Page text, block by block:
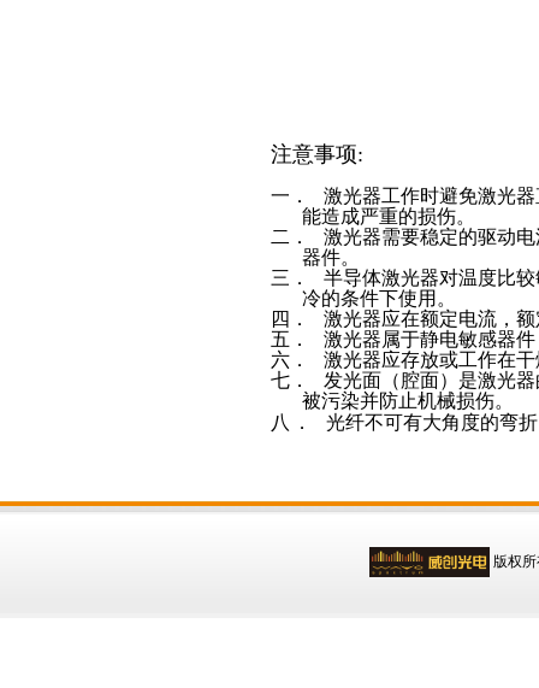
注意事项:
一． 激光器工作时避免激光
能造成严重的损伤。
二． 激光器需要稳定的驱动
器件。
三． 半导体激光器对温度比
冷的条件下使用。
四． 激光器应在额定电流，
五． 激光器属于静电敏感器
六． 激光器应存放或工作在
七． 发光面（腔面）是激光
被污染并防止机械损伤。
八
． 光纤不可有大角度的弯
版权